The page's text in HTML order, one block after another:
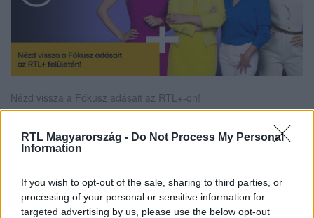
RTL Magyarország - Do Not Process My Personal
Information
If you wish to opt-out of the sale, sharing to third parties, or
processing of your personal or sensitive information for
targeted advertising by us, please use the below opt-out
Nézd vissza a Fókusz adásait az RTL+-on!